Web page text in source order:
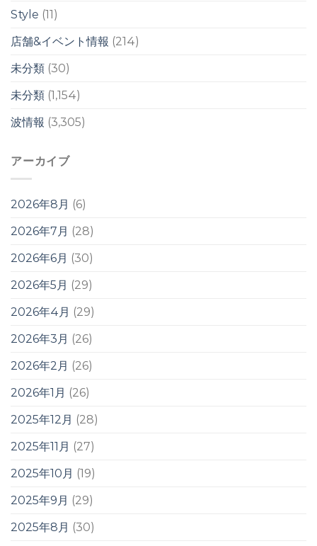
Style (11)
店舗&イベント情報 (214)
未分類 (30)
未分類 (1,154)
波情報 (3,305)
アーカイブ
2026年8月 (6)
2026年7月 (28)
2026年6月 (30)
2026年5月 (29)
2026年4月 (29)
2026年3月 (26)
2026年2月 (26)
2026年1月 (26)
2025年12月 (28)
2025年11月 (27)
2025年10月 (19)
2025年9月 (29)
2025年8月 (30)